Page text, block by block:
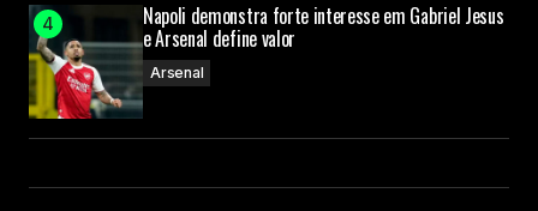
Napoli demonstra forte interesse em Gabriel Jesus
e Arsenal define valor
Arsenal